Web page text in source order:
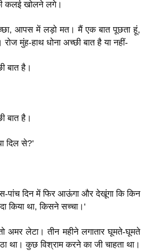
कलई खोलने लगे।
आपस में लड़ो मत। मैं एक बात पूछता हूं,
मुंह-हाथ धोना अच्छी बात है या नहीं-
बात है।
बात है।
दिल से?'
पांच दिन में फिर आऊंगा और देखूंगा कि किन
किया था, किसने सच्चा।'
अमर लेटा। तीन महीने लगातार घूमते-घूमते
था। कुछ विश्राम करने का जी चाहता था।